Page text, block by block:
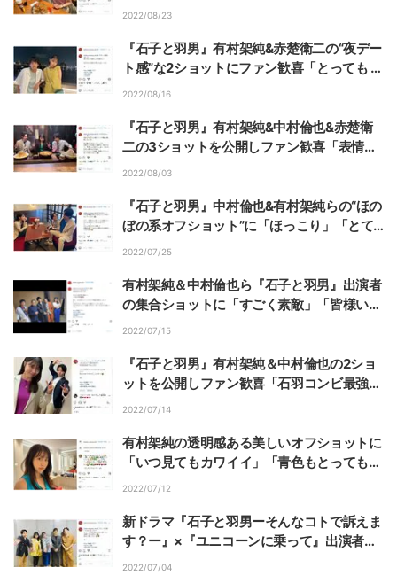
ビ！」「癒される」の声
2022/08/23
『石子と羽男』有村架純&赤楚衛二の“夜デー
ト感”な2ショットにファン歓喜「とっても お
似合い」「2人の距離感が…」
2022/08/16
『石子と羽男』有村架純&中村倫也&赤楚衛
二の3ショットを公開しファン歓喜「表情豊
かで可愛い」「インパクトすごい」
2022/08/03
『石子と羽男』中村倫也&有村架純らの“ほの
ぼの系オフショット”に「ほっこり」「とて
も癒される」の声
2022/07/25
有村架純＆中村倫也ら『石子と羽男』出演者
の集合ショットに「すごく素敵」「皆様いっ
しょで嬉しい」と称賛の声
2022/07/15
『石子と羽男』有村架純＆中村倫也の2ショ
ットを公開しファン歓喜「石羽コンビ最強で
す」
2022/07/14
有村架純の透明感ある美しいオフショットに
「いつ見てもカワイイ」「青色もとっても似
合う」と絶賛の声
2022/07/12
新ドラマ『石子と羽男ーそんなコトで訴えま
す？ー』×『ユニコーンに乗って』出演者の
コラボ集合ショットに「メンバーが豪華す
2022/07/04